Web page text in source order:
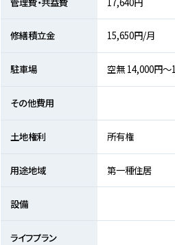
修繕積立金 15,650円/月
駐車場 空無 14,000円～
その他費用
土地権利 所有権
用途地域 第一種住居
設備
ライフプラン